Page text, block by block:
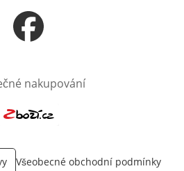
Otevře v novém okně
nakupování
Všeobecné obchodní podmínky